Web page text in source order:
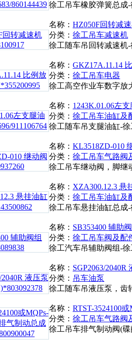
徐工吊车橡胶弹簧总成
名称： HZ050F回转减
分类： 徐工吊车减速机
徐工随车吊回转减速机
名称： GKZ17A.11.14
分类： 徐工吊车电器
徐工高空作业车数字放
名称： 1243K.01.06左
分类： 徐工吊车油缸及
徐工随车吊支腿油缸-
名称： KL3518ZD-010
分类： 徐工吊车气路阀
徐工吊车继动阀，脚继
名称： XZA300.12.3 悬
分类： 徐工吊车油缸及
徐工吊车悬挂油缸总成
名称： SB353400 辅助
分类： 徐工吊车阀及配
徐工汽车吊辅助阀组-
名称： SGP2063/2040R
分类： 吊车油泵
徐工随车吊液压泵，齿
名称： RTST-3524100
分类： 徐工吊车气路阀
徐工吊车排气制动阀(